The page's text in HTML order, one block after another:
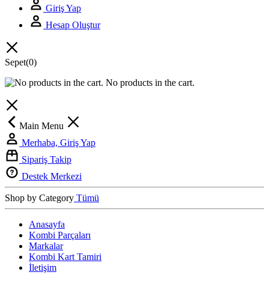
Giriş Yap
Hesap Oluştur
Sepet(0)
No products in the cart.
Main Menu
Merhaba, Giriş Yap
Sipariş Takip
Destek Merkezi
Shop by Category Tümü
Anasayfa
Kombi Parçaları
Markalar
Kombi Kart Tamiri
İletişim